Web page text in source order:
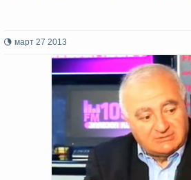
март 27 2013